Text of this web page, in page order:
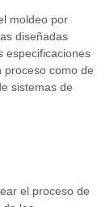
moldeo por
diseñadas
especificaciones
proceso como de
sistemas de
el proceso de